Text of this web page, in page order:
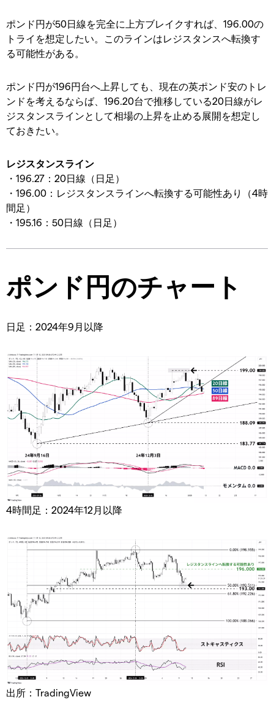
ポンド円が50日線を完全に上方ブレイクすれば、196.00の
トライを想定したい。このラインはレジスタンスへ転換す
る可能性がある。
ポンド円が196円台へ上昇しても、現在の英ポンド安のトレ
ンドを考えるならば、196.20台で推移している20日線がレ
ジスタンスラインとして相場の上昇を止める展開を想定し
ておきたい。
レジスタンスライン
・196.27：20日線（日足）
・196.00：レジスタンスラインへ転換する可能性あり（4時
間足）
・195.16：50日線（日足）
ポンド円のチャート
日足：2024年9月以降
4時間足：2024年12月以降
出所：TradingView